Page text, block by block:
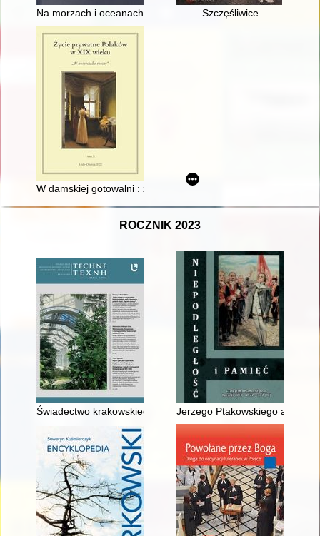
Na morzach i oceanach czyli Związki Mielca z Polską
Szczęśliwice
W damskiej gotowalni : zwyczaje higieniczne kobiet w XIX
ROCZNIK 2023
Świadectwo krakowskiego ogrodu przełomu XV i XVI wieku
Jerzego Ptakowskiego analiza